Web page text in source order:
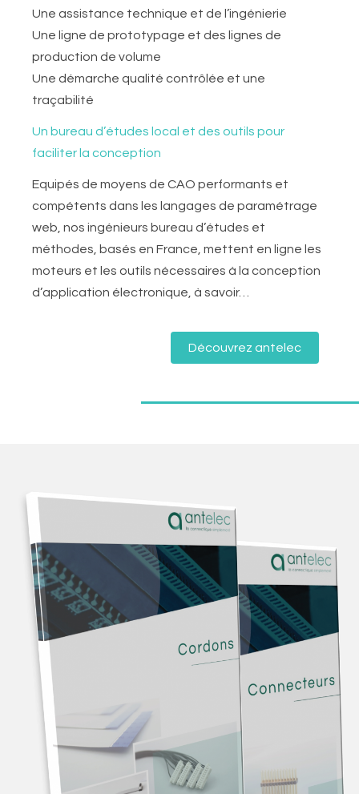
Une assistance technique et de l’ingénierie
Une ligne de prototypage et des lignes de
production de volume
Une démarche qualité contrôlée et une
traçabilité
Un bureau d’études local et des outils pour
faciliter la conception
Equipés de moyens de CAO performants et
compétents dans les langages de paramétrage
web, nos ingénieurs bureau d’études et
méthodes, basés en France, mettent en ligne les
moteurs et les outils nécessaires à la conception
d’application électronique, à savoir…
Découvrez antelec